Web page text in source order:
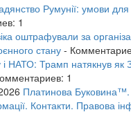
Румунії: умови
1
оштрафували за
стану -
і НАТО: Трамп натякнув як
1
Платинова Буковина™.
Контакти. Правова